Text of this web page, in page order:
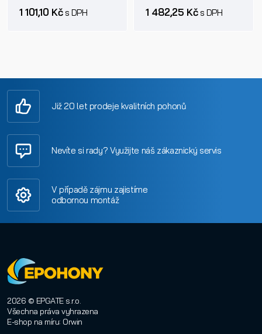
1 101,10 Kčs DPH
Plovoucí kód
1 482,25 Kčs DPH
Již 20 let prodeje kvalitních pohonů
Nevíte si rady? Využijte náš zákaznický servis
V případě zájmu zajistíme
odbornou montáž
2026 © EPGATE s.r.o.
Všechna práva vyhrazena
E-shop na míru: Orwin